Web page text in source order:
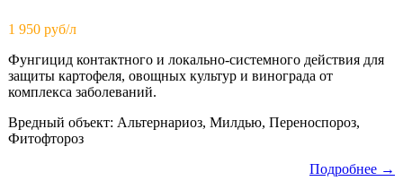
1 950 руб/л
Фунгицид контактного и локально-системного действия для
защиты картофеля, овощных культур и винограда от
комплекса заболеваний.
Вредный объект: Альтернариоз, Милдью, Переноспороз,
Фитофтороз
Подробнее →